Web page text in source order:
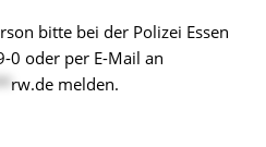
bitte bei der Polizei Essen
oder per E-Mail an
rw.de melden.